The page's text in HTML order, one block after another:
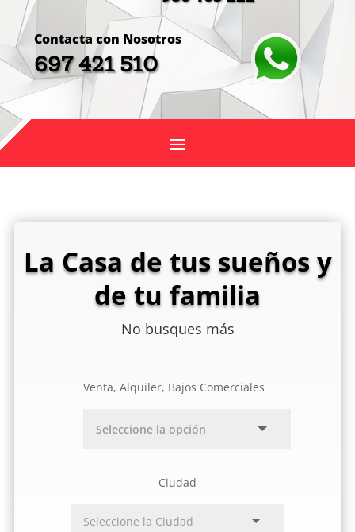
Contacta con Nosotros
697 421 510
La Casa de tus sueños y
de tu familia
No busques más
Venta, Alquiler, Bajos Comerciales
Ciudad